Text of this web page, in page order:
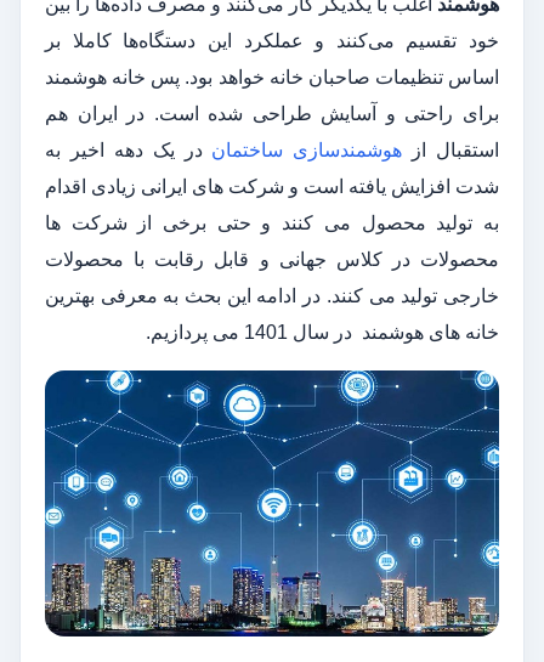
هوشمند اغلب با یکدیگر کار می‌کنند و مصرف داده‌ها را بین
خود تقسیم می‌کنند و عملکرد این دستگاه‌ها کاملا بر
اساس تنظیمات صاحبان خانه خواهد بود. پس خانه هوشمند
برای راحتی و آسایش طراحی شده است. در ایران هم
استقبال از هوشمندسازی ساختمان در یک دهه اخیر به
شدت افزایش یافته است و شرکت های ایرانی زیادی اقدام
به تولید محصول می کنند و حتی برخی از شرکت ها
محصولات در کلاس جهانی و قابل رقابت با محصولات
خارجی تولید می کنند. در ادامه این بحث به معرفی بهترین
خانه های هوشمند در سال 1401 می پردازیم.